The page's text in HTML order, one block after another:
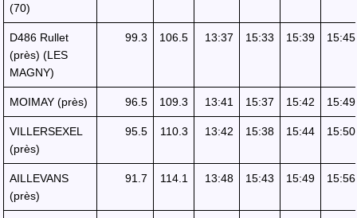
(70)
D486 Rullet
(près) (LES
MAGNY)
99.3 106.5 13:37 15:33 15:39 15:45
MOIMAY (près) 96.5 109.3 13:41 15:37 15:42 15:49
VILLERSEXEL
(près)
95.5 110.3 13:42 15:38 15:44 15:50
AILLEVANS
(près)
91.7 114.1 13:48 15:43 15:49 15:56